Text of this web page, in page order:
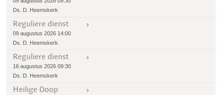
Ds. D. Heemskerk
Reguliere dienst
09 augustus 2026 14:00
Ds. D. Heemskerk
Reguliere dienst
16 augustus 2026 09:30
Ds. D. Heemskerk
Heilige Doop